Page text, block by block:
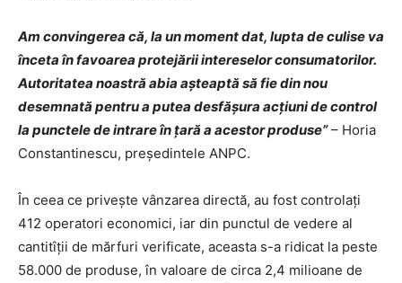
Am convingerea că, la un moment dat, lupta de culise va
înceta în favoarea protejării intereselor consumatorilor.
Autoritatea noastră abia așteaptă să fie din nou
desemnată pentru a putea desfășura acțiuni de control
la punctele de intrare în țară a acestor produse”– Horia
Constantinescu, președintele ANPC.
În ceea ce privește vânzarea directă, au fost controlați
412 operatori economici, iar din punctul de vedere al
cantitîții de mărfuri verificate, aceasta s-a ridicat la peste
58.000 de produse, în valoare de circa 2,4 milioane de